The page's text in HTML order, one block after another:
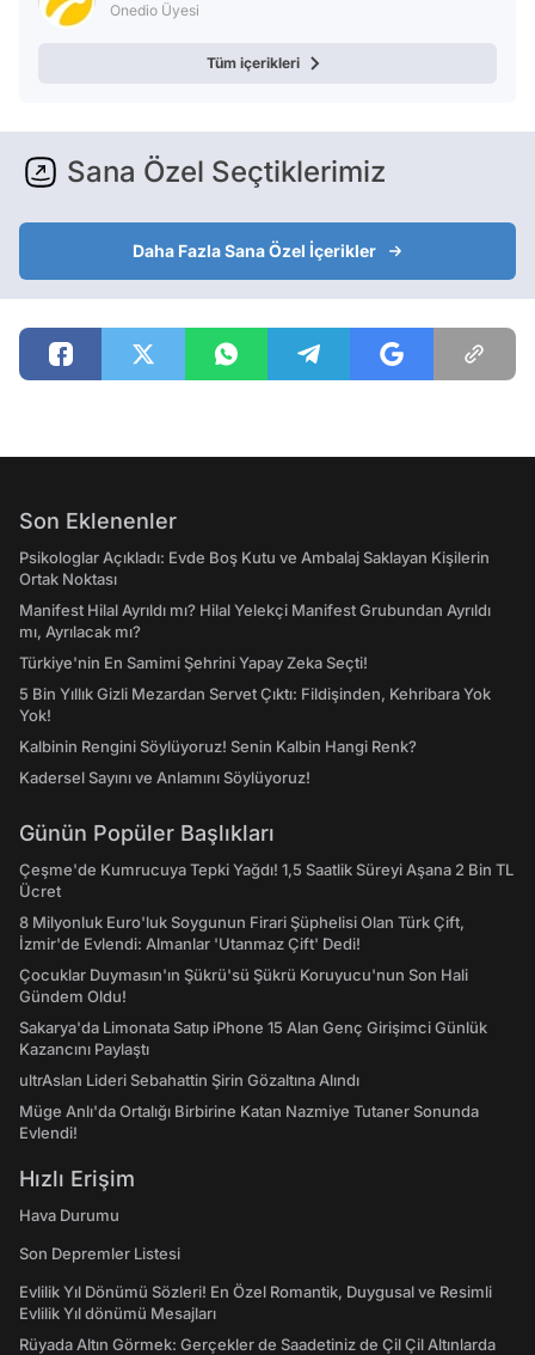
Onedio Üyesi
Tüm içerikleri
Sana Özel Seçtiklerimiz
Daha Fazla Sana Özel İçerikler
Son Eklenenler
Psikologlar Açıkladı: Evde Boş Kutu ve Ambalaj Saklayan Kişilerin
Ortak Noktası
Manifest Hilal Ayrıldı mı? Hilal Yelekçi Manifest Grubundan Ayrıldı
mı, Ayrılacak mı?
Türkiye'nin En Samimi Şehrini Yapay Zeka Seçti!
5 Bin Yıllık Gizli Mezardan Servet Çıktı: Fildişinden, Kehribara Yok
Yok!
Kalbinin Rengini Söylüyoruz! Senin Kalbin Hangi Renk?
Kadersel Sayını ve Anlamını Söylüyoruz!
Günün Popüler Başlıkları
Çeşme'de Kumrucuya Tepki Yağdı! 1,5 Saatlik Süreyi Aşana 2 Bin TL
Ücret
8 Milyonluk Euro'luk Soygunun Firari Şüphelisi Olan Türk Çift,
İzmir'de Evlendi: Almanlar 'Utanmaz Çift' Dedi!
Çocuklar Duymasın'ın Şükrü'sü Şükrü Koruyucu'nun Son Hali
Gündem Oldu!
Sakarya'da Limonata Satıp iPhone 15 Alan Genç Girişimci Günlük
Kazancını Paylaştı
ultrAslan Lideri Sebahattin Şirin Gözaltına Alındı
Müge Anlı'da Ortalığı Birbirine Katan Nazmiye Tutaner Sonunda
Evlendi!
Hızlı Erişim
Hava Durumu
Son Depremler Listesi
Evlilik Yıl Dönümü Sözleri! En Özel Romantik, Duygusal ve Resimli
Evlilik Yıl dönümü Mesajları
Rüyada Altın Görmek: Gerçekler de Saadetiniz de Çil Çil Altınlarda